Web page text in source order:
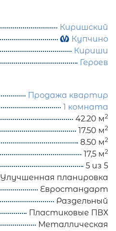
Киришский
Купчино
Кириши
Героев
Продажа квартир
1 комната
42.20 м2
17.50 м2
8.50 м2
17,5 м2
5 из 5
Улучшенная планировка
Евростандарт
Раздельный
Пластиковые ПВХ
Металлическая